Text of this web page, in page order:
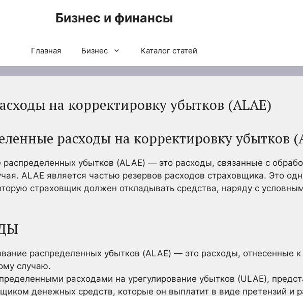
Бизнес и финансы
Главная Бизнес Каталог статей
на корректировку убытков (ALAE)
расходы на корректировку убытков
убытков (ALAE) — это расходы, связанные с
ALAE является частью резервов расходов страховщика. Это
страховщик должен откладывать средства, наряду с
распределенных убытков (ALAE) — это расходы, отнесенные к
случаю.
расходами на урегулирование убытков (ULAE),
денежных средств, которые он выплатит в виде претензий и